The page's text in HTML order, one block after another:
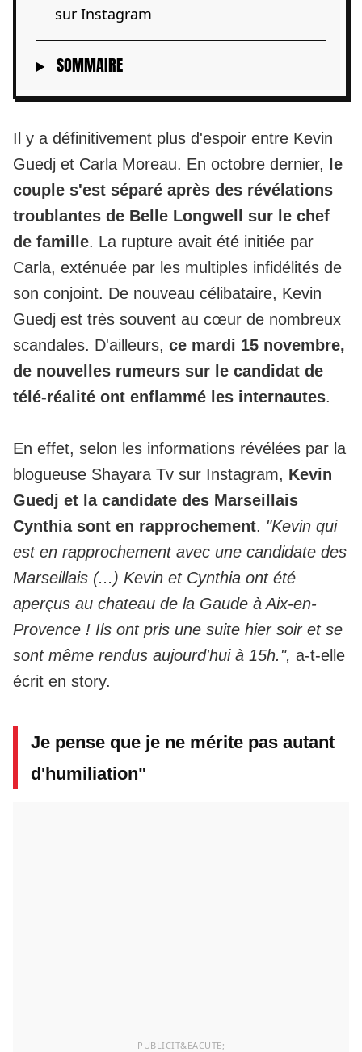
sur Instagram
SOMMAIRE
Il y a définitivement plus d'espoir entre Kevin
Guedj et Carla Moreau. En octobre dernier,
le
couple s'est séparé après des révélations
troublantes de Belle Longwell sur le chef
de famille. La rupture avait été initiée par
Carla, exténuée par les multiples infidélités de
son conjoint. De nouveau célibataire, Kevin
Guedj est très souvent au cœur de nombreux
scandales. D'ailleurs, ce mardi 15 novembre,
de nouvelles rumeurs sur le candidat de
télé-réalité ont enflammé les internautes.
En effet, selon les informations révélées par la
blogueuse Shayara Tv sur Instagram, Kevin
Guedj et la candidate des Marseillais
Cynthia sont en rapprochement. "Kevin qui
est en rapprochement avec une candidate des
Marseillais (...) Kevin et Cynthia ont été
aperçus au chateau de la Gaude à Aix-en-
Provence ! Ils ont pris une suite hier soir et se
sont même rendus aujourd'hui à 15h.", a-t-elle
écrit en story.
Je pense que je ne mérite pas autant
d'humiliation"